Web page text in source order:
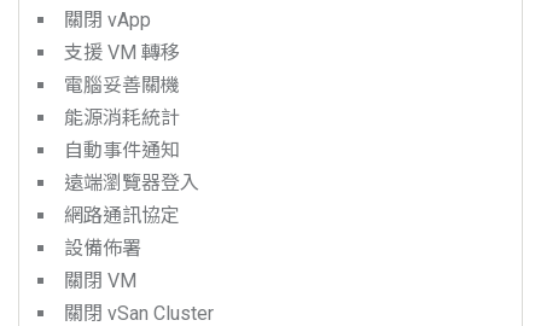
關閉 vApp
支援 VM 轉移
電腦妥善關機
能源消耗統計
自動事件通知
遠端瀏覽器登入
網路通訊協定
設備佈署
關閉 VM
關閉 vSan Cluster